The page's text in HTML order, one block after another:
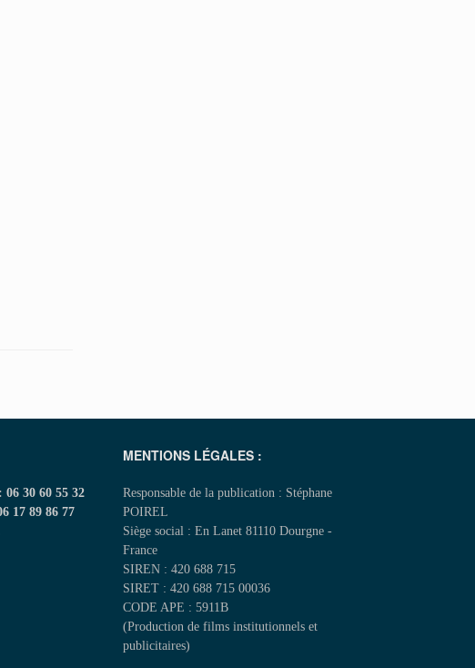
06 30 60 55 32
17 89 86 77
MENTIONS LÉGALES :
Responsable de la publication : Stéphane
POIREL
Siège social : En Lanet 81110 Dourgne -
France
SIREN : 420 688 715
SIRET : 420 688 715 00036
CODE APE : 5911B
(Production de films institutionnels et
publicitaires)